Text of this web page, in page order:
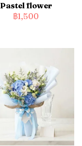
Pastel flower
฿1,500